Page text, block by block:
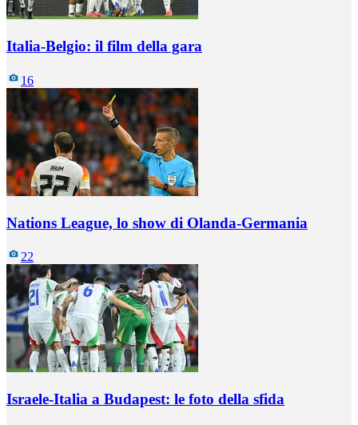
Italia-Belgio: il film della gara
16
Nations League, lo show di Olanda-Germania
22
Israele-Italia a Budapest: le foto della sfida